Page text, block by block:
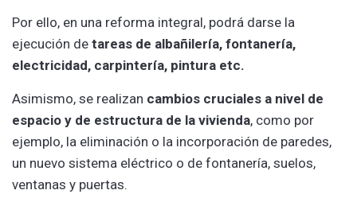
Por ello, en una reforma integral, podrá darse la
ejecución de tareas de albañilería, fontanería,
electricidad, carpintería, pintura etc.
Asimismo, se realizan cambios cruciales a nivel de
espacio y de estructura de la vivienda, como por
ejemplo, la eliminación o la incorporación de paredes,
un nuevo sistema eléctrico o de fontanería, suelos,
ventanas y puertas.